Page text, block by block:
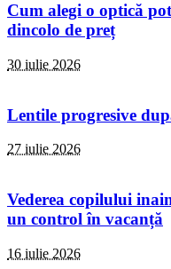
Cum alegi o optică
dincolo de preț
30 iulie 2026
Lentile progresive
27 iulie 2026
Vederea copilului
un control în vacanță
16 iulie 2026